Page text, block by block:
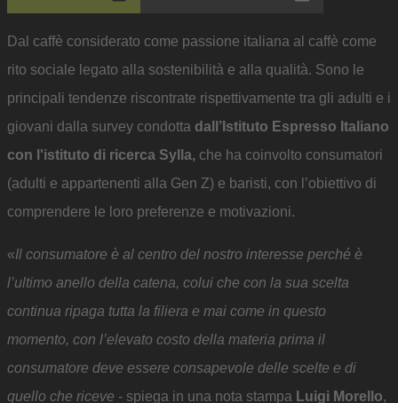
Dal caffè considerato come passione italiana al caffè come
rito sociale legato alla sostenibilità e alla qualità. Sono le
principali tendenze riscontrate rispettivamente tra gli adulti e i
giovani dalla survey condotta dall’Istituto Espresso Italiano
con l'istituto di ricerca Sylla, che ha coinvolto consumatori
(adulti e appartenenti alla Gen Z) e baristi, con l’obiettivo di
comprendere le loro preferenze e motivazioni.
«Il consumatore è al centro del nostro interesse perché è
l’ultimo anello della catena, colui che con la sua scelta
continua ripaga tutta la filiera e mai come in questo
momento, con l’elevato costo della materia prima il
consumatore deve essere consapevole delle scelte e di
quello che riceve - spiega in una nota stampa Luigi Morello,